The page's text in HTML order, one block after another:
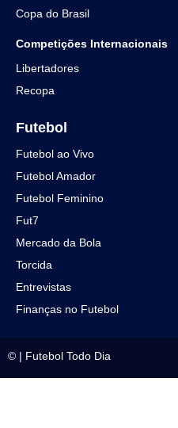
Copa do Brasil
Competições Internacionais
Libertadores
Recopa
Futebol
Futebol ao Vivo
Futebol Amador
Futebol Feminino
Fut7
Mercado da Bola
Torcida
Entrevistas
Finanças no Futebol
© | Futebol Todo Dia